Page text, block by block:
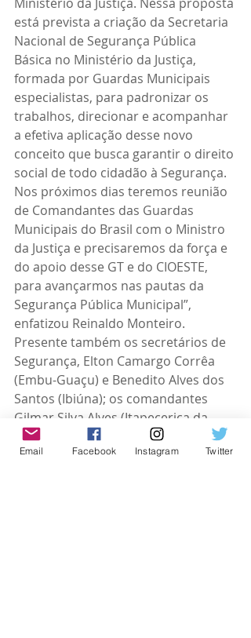
está prevista a criação da Secretaria
Nacional de Segurança Pública
Básica no Ministério da Justiça,
formada por Guardas Municipais
especialistas, para padronizar os
trabalhos, direcionar e acompanhar
a efetiva aplicação desse novo
conceito que busca garantir o direito
social de todo cidadão à Segurança.
Nos próximos dias teremos reunião
de Comandantes das Guardas
Municipais do Brasil com o Ministro
da Justiça e precisaremos da força e
do apoio desse GT e do CIOESTE,
para avançarmos nas pautas da
Segurança Pública Municipal”,
enfatizou Reinaldo Monteiro.
Presente também os secretários de
Segurança, Elton Camargo Corrêa
(Embu-Guaçu) e Benedito Alves dos
Santos (Ibiúna); os comandantes
Gilmar Silva Alves (Itapecerica da
Serra), Davi Oliveira Dutra
(Sorocaba), Eduardo L. Barbosa
Email Facebook Instagram Twitter